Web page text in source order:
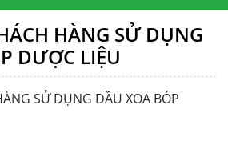
HÀNG SỬ DỤNG
DƯỢC LIỆU
SỬ DỤNG DẦU XOA BÓP